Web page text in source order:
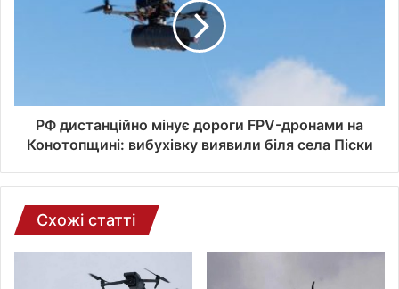
ш
и
РФ дистанційно мінує дороги FPV-дронами на
Конотопщині: вибухівку виявили біля села Піски
Схожі статті